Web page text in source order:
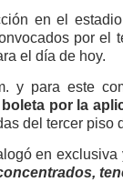
en el
por el
el día de hoy.
y para este
por la
del tercer piso
en